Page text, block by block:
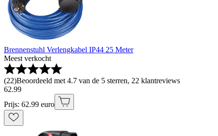
Brennenstuhl Verlengkabel IP44 25 Meter
Meest verkocht
(22)Beoordeeld met 4.7 van de 5 sterren, 22 klantreviews
62.99
Prijs: 62.99 euro